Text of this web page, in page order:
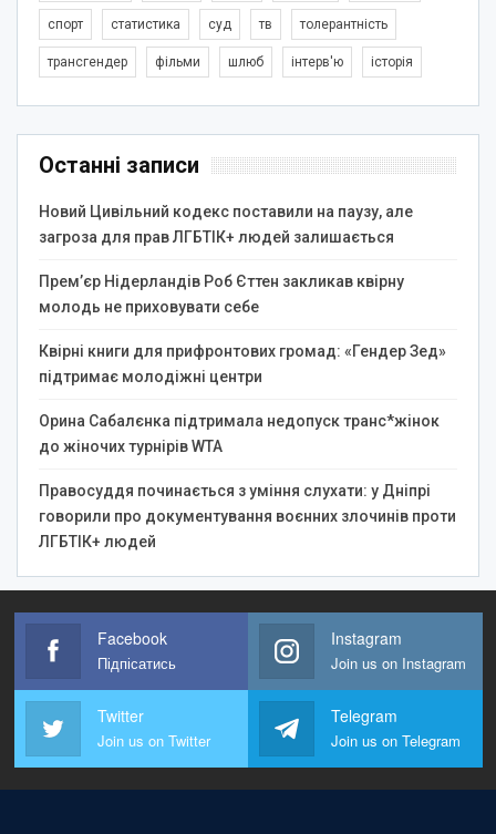
спорт статистика суд тв толерантність
трансгендер фільми шлюб інтерв'ю історія
Останні записи
Новий Цивільний кодекс поставили на паузу, але
загроза для прав ЛГБТІК+ людей залишається
Прем’єр Нідерландів Роб Єттен закликав квірну
молодь не приховувати себе
Квірні книги для прифронтових громад: «Гендер Зед»
підтримає молодіжні центри
Орина Сабалєнка підтримала недопуск транс*жінок
до жіночих турнірів WTA
Правосуддя починається з уміння слухати: у Дніпрі
говорили про документування воєнних злочинів проти
ЛГБТІК+ людей
Facebook
Підпісатись
Instagram
Join us on Instagram
Twitter
Join us on Twitter
Telegram
Join us on Telegram